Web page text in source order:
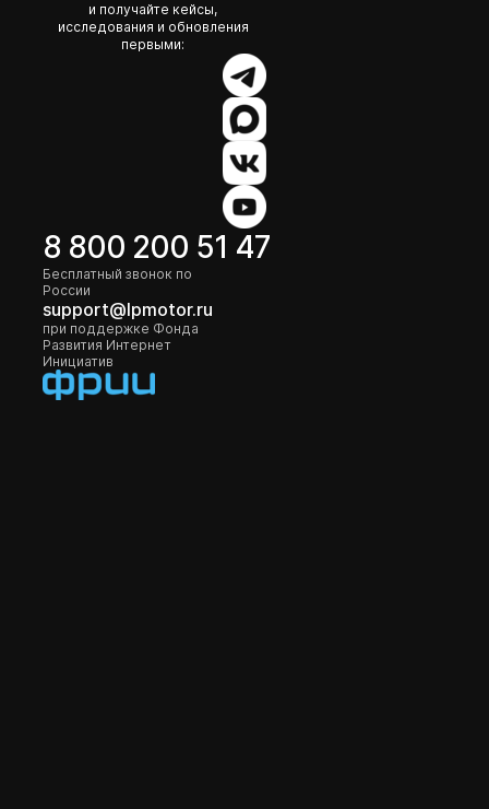
и получайте кейсы,
исследования и обновления
первыми:
8 800 200 51 47
Бесплатный звонок по
России
support@lpmotor.ru
при поддержке Фонда
Развития Интернет
Инициатив